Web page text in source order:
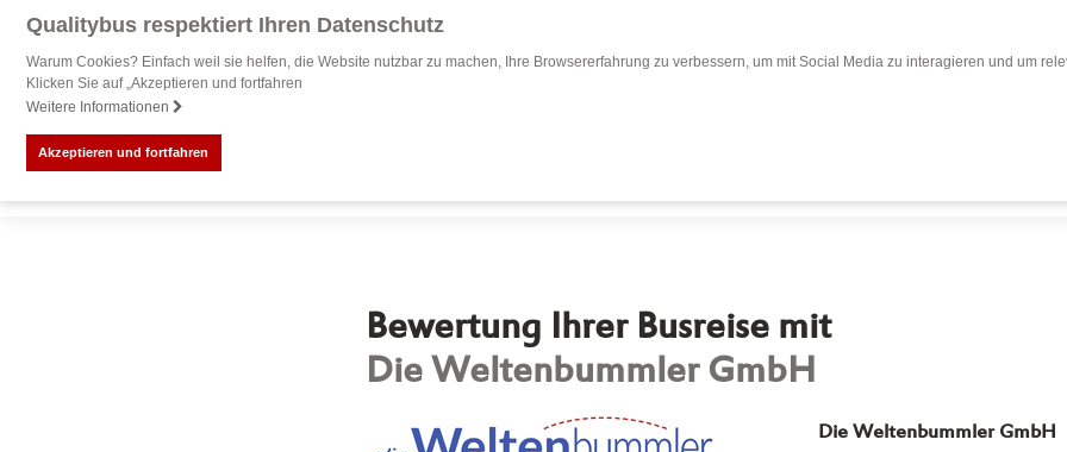
Qualitybus respektiert Ihren Datenschutz
Warum Cookies? Einfach weil sie helfen, die Website nutzbar zu machen, Ihre Browsererfahrung zu verbessern, um mit Social Media zu interagieren und um
Klicken Sie auf „Akzeptieren und fortfahren
Weitere Informationen
Akzeptieren und fortfahren
Bewertung Ihrer Busreise mit
Die Weltenbummler GmbH
Die Weltenbummler GmbH